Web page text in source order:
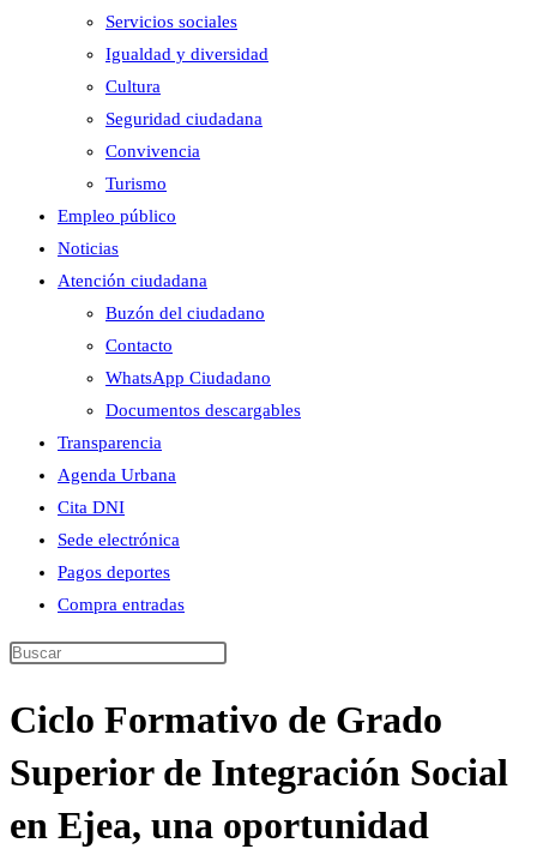
Servicios sociales
Igualdad y diversidad
Cultura
Seguridad ciudadana
Convivencia
Turismo
Empleo público
Noticias
Atención ciudadana
Buzón del ciudadano
Contacto
WhatsApp Ciudadano
Documentos descargables
Transparencia
Agenda Urbana
Cita DNI
Sede electrónica
Pagos deportes
Compra entradas
Buscar
esta
Ciclo Formativo de Grado
Superior de Integración Social
en Ejea, una oportunidad